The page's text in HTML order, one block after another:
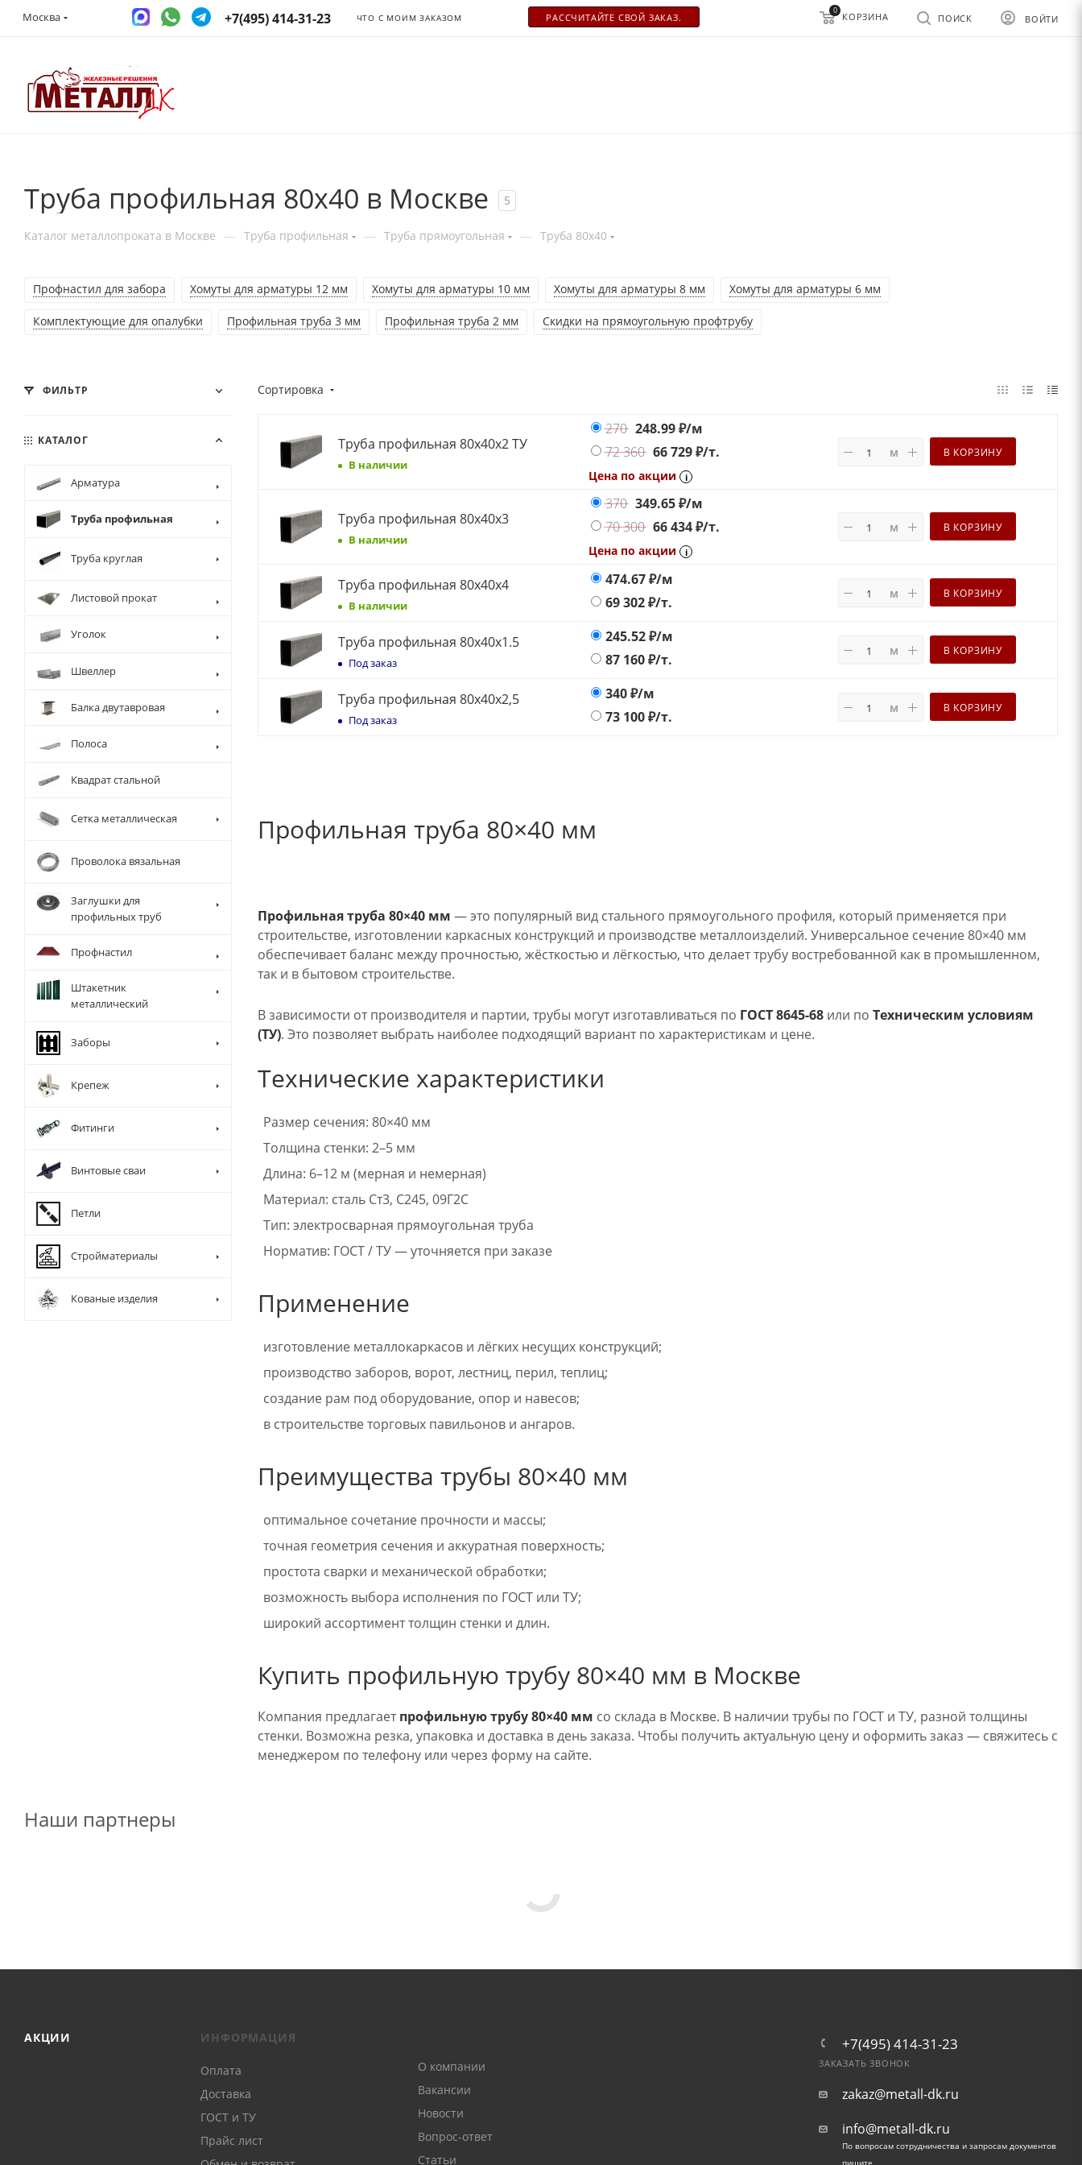
Москва +7(495) 414-31-23 ЧТО С МОИМ ЗАКАЗОМ РАСCЧИТАЙТЕ СВОЙ ЗАКАЗ. ВОЙТИ
ПОИСК
0
КОРЗИНА
Труба профильная 80x40 в Москве 5
Каталог металлопроката в Москве — Труба профильная — Труба прямоугольная — Труба 80x40
Профнастил для забора Хомуты для арматуры 12 мм Хомуты для арматуры 10 мм Хомуты для арматуры 8 мм Хомуты для арматуры 6 мм
Комплектующие для опалубки Профильная труба 3 мм Профильная труба 2 мм Скидки на прямоугольную профтрубу
Сортировка
Труба профильная 80х40х2 ТУ
В наличии
270 248.99₽/м
72 360 66 729₽/т.
Цена по акции i
м В КОРЗИНУ
Труба профильная 80х40х3
В наличии
370 349.65₽/м
70 300 66 434₽/т.
Цена по акции i
м В КОРЗИНУ
Труба профильная 80х40х4
В наличии
474.67₽/м
69 302₽/т.
м В КОРЗИНУ
Труба профильная 80х40х1.5
Под заказ
245.52₽/м
87 160₽/т.
м В КОРЗИНУ
Труба профильная 80х40х2,5
Под заказ
340₽/м
73 100₽/т.
м В КОРЗИНУ
Профильная труба 80×40 мм
Профильная труба 80×40 мм — это популярный вид стального прямоугольного профиля, который применяется при
строительстве, изготовлении каркасных конструкций и производстве металлоизделий. Универсальное сечение 80×40 мм
обеспечивает баланс между прочностью, жёсткостью и лёгкостью, что делает трубу востребованной как в промышленном,
так и в бытовом строительстве.
В зависимости от производителя и партии, трубы могут изготавливаться по ГОСТ 8645-68 или по Техническим условиям
(ТУ). Это позволяет выбрать наиболее подходящий вариант по характеристикам и цене.
Технические характеристики
Размер сечения: 80×40 мм
Толщина стенки: 2–5 мм
Длина: 6–12 м (мерная и немерная)
Материал: сталь Ст3, С245, 09Г2С
Тип: электросварная прямоугольная труба
Норматив: ГОСТ / ТУ — уточняется при заказе
Применение
изготовление металлокаркасов и лёгких несущих конструкций;
производство заборов, ворот, лестниц, перил, теплиц;
создание рам под оборудование, опор и навесов;
в строительстве торговых павильонов и ангаров.
Преимущества трубы 80×40 мм
оптимальное сочетание прочности и массы;
точная геометрия сечения и аккуратная поверхность;
простота сварки и механической обработки;
возможность выбора исполнения по ГОСТ или ТУ;
широкий ассортимент толщин стенки и длин.
Купить профильную трубу 80×40 мм в Москве
Компания предлагаетпрофильную трубу 80×40 мм со склада в Москве. В наличии трубы по ГОСТ и ТУ, разной толщины
стенки. Возможна резка, упаковка и доставка в день заказа. Чтобы получить актуальную цену и оформить заказ — свяжитесь с
менеджером по телефону или через форму на сайте.
ФИЛЬТР
КАТАЛОГ
Арматура
Труба профильная
Труба круглая
Листовой прокат
Уголок
Швеллер
Балка двутавровая
Полоса
Квадрат стальной
Сетка металлическая
Проволока вязальная
Заглушки для
профильных труб
Профнастил
Штакетник
металлический
Заборы
Крепеж
Фитинги
Винтовые сваи
Петли
Стройматериалы
Кованые изделия
Наши партнеры
АКЦИИ ИНФОРМАЦИЯ
Оплата
Доставка
ГОСТ и ТУ
Прайс лист
О компании
Вакансии
Новости
Вопрос-ответ
Статьи
+7(495) 414-31-23
ЗАКАЗАТЬ ЗВОНОК
zakaz@metall-dk.ru
info@metall-dk.ru
По вопросам сотрудничества и запросам документов
пишите